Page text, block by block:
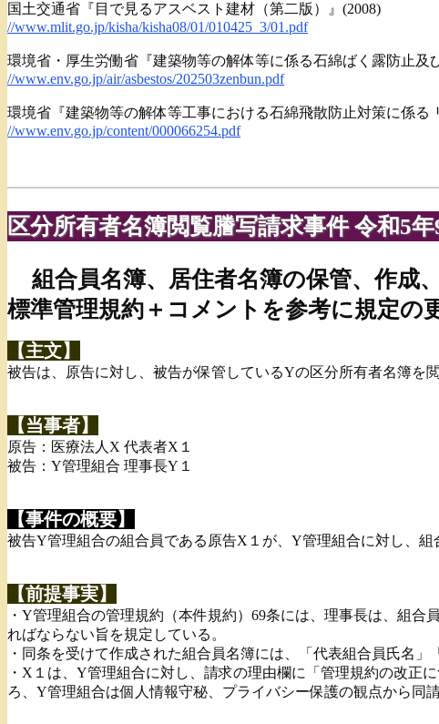
国土交通省『目で見るアスベスト建材（第二版）』(2008)
//www.mlit.go.jp/kisha/kisha08/01/010425_3/01.pdf
環境省・厚生労働省『建築物等の解体等に係る石綿ばく露防止及
//www.env.go.jp/air/asbestos/202503zenbun.pdf
環境省『建築物等の解体等工事における石綿飛散防止対策に係る
//www.env.go.jp/content/000066254.pdf
区分所有者名簿閲覧謄写請求事件 令和5
組合員名簿、居住者名簿の保管、作成
標準管理規約＋コメントを参考に規定の
【主文】
被告は、原告に対し、被告が保管しているYの区分所有者名簿を閲
【当事者】
原告：医療法人X 代表者X１
被告：Y管理組合 理事長Y１
【事件の概要】
被告Y管理組合の組合員である原告X１が、Y管理組合に対し、組
【前提事実】
・Y管理組合の管理規約（本件規約）69条には、理事長は、組
ればならない旨を規定している。
・同条を受けて作成された組合員名簿には、「代表組合員氏名
・X１は、Y管理組合に対し、請求の理由欄に「管理規約の改正
ろ、Y管理組合は個人情報守秘、プライバシー保護の観点から同